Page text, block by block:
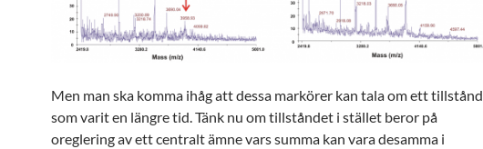
Men man ska komma ihåg att dessa markörer kan tala om ett tillstånd
som varit en längre tid. Tänk nu om tillståndet i stället beror på
oreglering av ett centralt ämne vars summa kan vara desamma i